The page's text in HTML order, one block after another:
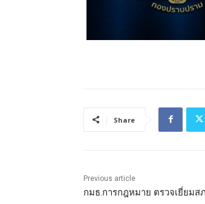
Share
Previous article
กมธ.การกฎหมาย ตรวจเยี่ยมส